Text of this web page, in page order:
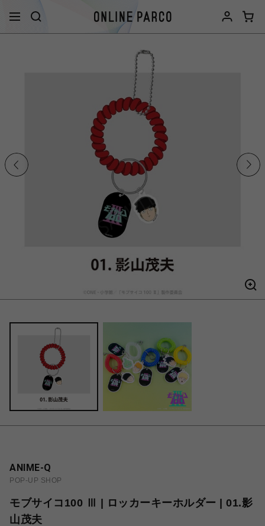
ANIME-Q
POP-UP SHOP
モブサイコ100 Ⅲ | ロッカーキーホルダー | 01.影
山茂夫